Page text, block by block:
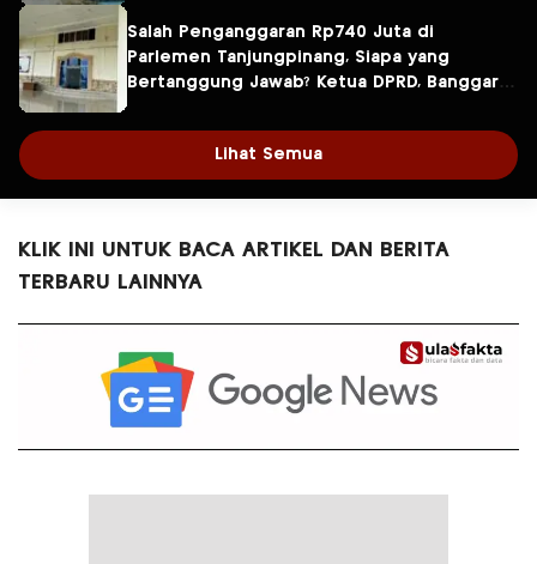
Salah Penganggaran Rp740 Juta di
Parlemen Tanjungpinang, Siapa yang
Bertanggung Jawab? Ketua DPRD, Banggar
Lihat Semua
KLIK INI UNTUK BACA ARTIKEL DAN BERITA
TERBARU LAINNYA